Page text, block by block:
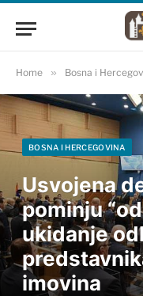
Home » Bosna i
BOSNA I HERCEGOVINA
Usvojena
pominju
ukidanje
imovina